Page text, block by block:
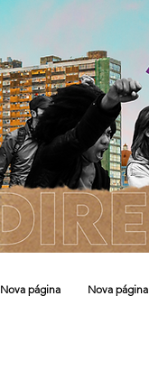
Nova página Nova página